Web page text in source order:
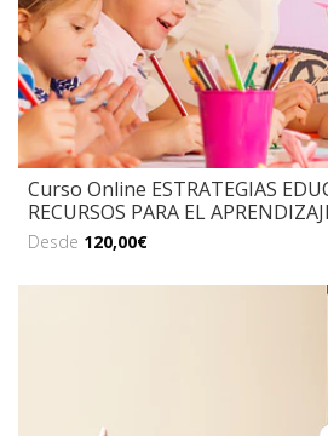
Curso Online ESTRATEGIAS
RECURSOS PARA EL
Desde 120,00€